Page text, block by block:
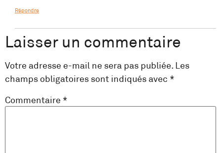
Répondre
Laisser un commentaire
Votre adresse e-mail ne sera pas publiée. Les
champs obligatoires sont indiqués avec *
Commentaire *